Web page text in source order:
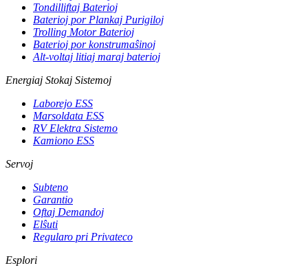
Tondilliftaj Baterioj
Baterioj por Plankaj Purigiloj
Trolling Motor Baterioj
Baterioj por konstrumaŝinoj
Alt-voltaj litiaj maraj baterioj
Energiaj Stokaj Sistemoj
Laborejo ESS
Marsoldata ESS
RV Elektra Sistemo
Kamiono ESS
Servoj
Subteno
Garantio
Oftaj Demandoj
Elŝuti
Regularo pri Privateco
Esplori